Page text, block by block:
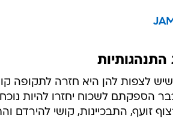
התנהגותיות
לצפות להן היא חזרה לתקופה
הספקתם לשכוח יחזרו להיות
זועף, התבכיינות, קושי להירדם